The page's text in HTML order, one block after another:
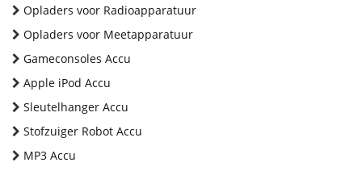
Opladers voor Radioapparatuur
Opladers voor Meetapparatuur
Gameconsoles Accu
Apple iPod Accu
Sleutelhanger Accu
Stofzuiger Robot Accu
MP3 Accu